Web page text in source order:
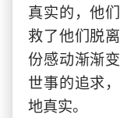
真实的，他
救了他们脱
份感动渐渐
世事的追求
地真实。